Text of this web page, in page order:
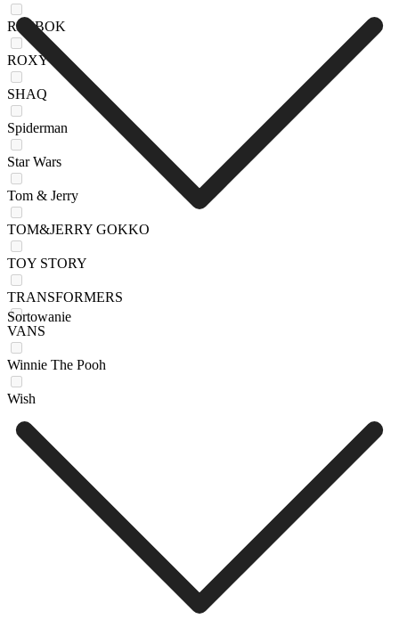
REEBOK
ROXY
SHAQ
Spiderman
Star Wars
Tom & Jerry
TOM&JERRY GOKKO
TOY STORY
TRANSFORMERS
VANS
Winnie The Pooh
Wish
Sortowanie